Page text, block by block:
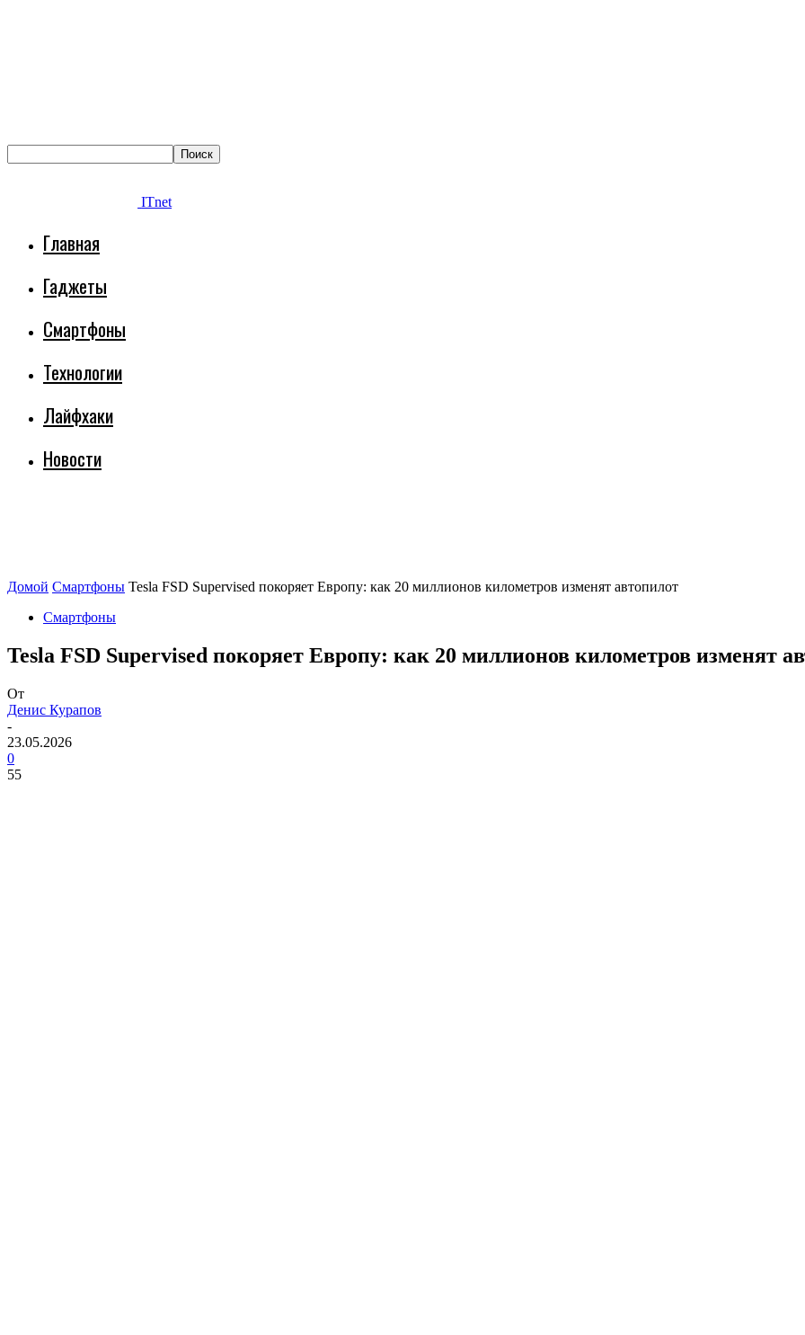
ITnet
Главная
Гаджеты
Смартфоны
Технологии
Лайфхаки
Новости
Домой Смартфоны Tesla FSD Supervised покоряет Европу: как 20 миллионов километров изменят автопилот
Смартфоны
Tesla FSD Supervised покоряет Европу: как 20 миллионов километров изменят
От
Денис Курапов
-
23.05.2026
0
55